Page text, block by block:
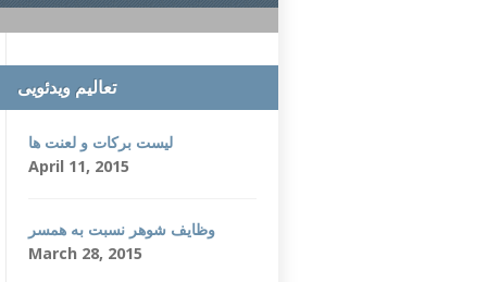
تعالیم ویدئویی
لیست برکات و لعنت ها
April 11, 2015
وظایف شوهر نسبت به همسر
March 28, 2015